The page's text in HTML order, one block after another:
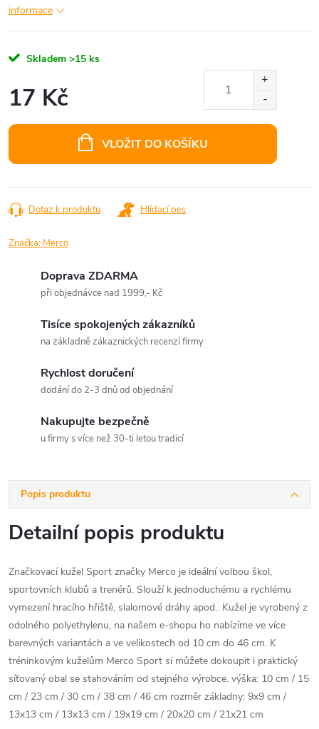
informace
Skladem >15 ks
17 Kč
VLOŽIT DO KOŠÍKU
Dotaz k produktu Hlídací pes
Značka: Merco
Doprava ZDARMA
při objednávce nad 1999,- Kč
Tisíce spokojených zákazníků
na základně zákaznických recenzí firmy
Rychlost doručení
dodání do 2-3 dnů od objednání
Nakupujte bezpečně
u firmy s více než 30-ti letou tradicí
Popis produktu
Detailní popis produktu
Značkovací kužel Sport značky Merco je ideální volbou škol,
sportovních klubů a trenérů. Slouží k jednoduchému a rychlému
vymezení hracího hřiště, slalomové dráhy apod.. Kužel je vyrobený z
odolného polyethylenu, na našem e-shopu ho nabízíme ve více
barevných variantách a ve velikostech od 10 cm do 46 cm. K
tréninkovým kuželům Merco Sport si můžete dokoupit i praktický
síťovaný obal se stahováním od stejného výrobce. výška: 10 cm / 15
cm / 23 cm / 30 cm / 38 cm / 46 cm rozměr základny: 9x9 cm /
13x13 cm / 13x13 cm / 19x19 cm / 20x20 cm / 21x21 cm